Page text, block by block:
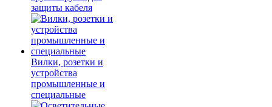
защиты кабеля
Вилки, розетки и
устройства
промышленные и
специальные